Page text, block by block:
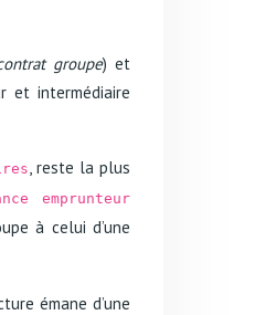
groupe) et
et intermédiaire
, reste la plus
emprunteur
à celui d’une
émane d’une